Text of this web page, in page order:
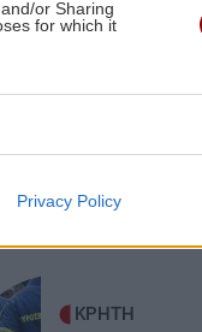
or Sharing
for which it
Privacy Policy
μετά
16:00
της
στηνΚΡΗΤΗ